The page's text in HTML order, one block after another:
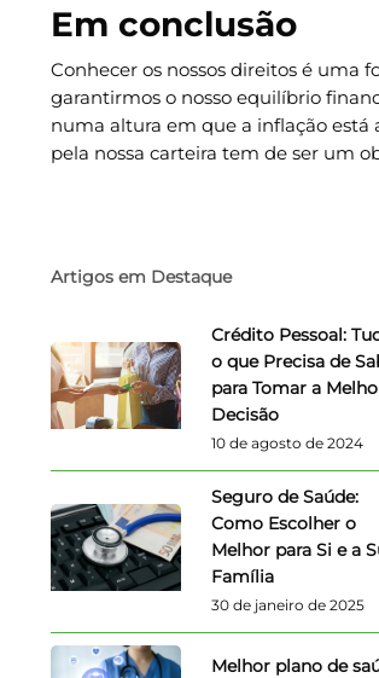
Em conclusão
Conhecer os nossos direitos é uma
garantirmos o nosso equilíbrio
numa altura em que a inflação está
pela nossa carteira tem de ser um
Artigos em Destaque
Crédito Pessoal:
o que Precisa de
para Tomar a
Decisão
10 de agosto de 2024
Seguro de Saúde:
Como Escolher o
Melhor para Si e a
Família
30 de janeiro de 2025
Melhor plano de